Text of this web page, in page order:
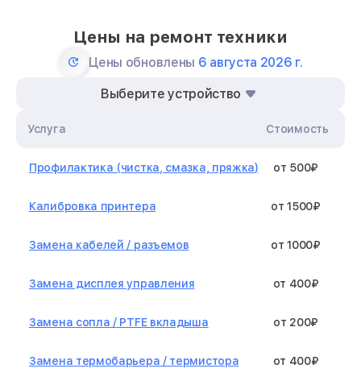
Цены на ремонт техники
Цены обновлены 6 августа 2026 г.
Выберите устройство
Услуга Стоимость
Профилактика (чистка, смазка, пряжка) от 500₽
Калибровка принтера от 1500₽
Замена кабелей / разъемов от 1000₽
Замена дисплея управления от 400₽
Замена сопла / PTFE вкладыша от 200₽
Замена термобарьера / термистора от 400₽